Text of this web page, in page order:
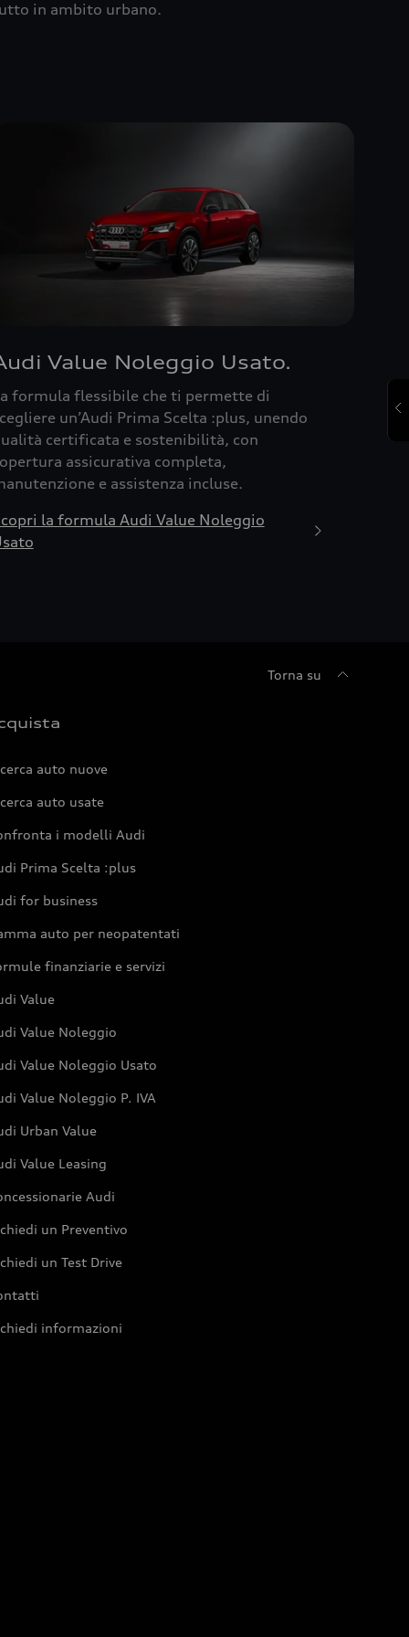
in ambito urbano.
Value Noleggio Usato.
formula flessibile che ti permette di
un’Audi Prima Scelta :plus, unendo
certificata e sostenibilità, con
assicurativa completa,
e assistenza incluse.
la formula Audi Value Noleggio
Torna su
auto nuove
auto usate
i modelli Audi
Prima Scelta :plus
for business
auto per neopatentati
finanziarie e servizi
Value
Value Noleggio
Value Noleggio Usato
Value Noleggio P. IVA
Urban Value
Value Leasing
Audi
un Preventivo
un Test Drive
informazioni